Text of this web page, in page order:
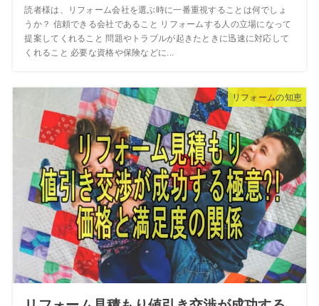
読者様は、リフォーム会社を選ぶ時に一番重視することは何でしょ
うか？ 信頼できる会社であること リフォームする人の立場になって
提案してくれること 問題やトラブルが起きたときに迅速に対応して
くれること 必要な資格や保険などに...
リフォームの知恵